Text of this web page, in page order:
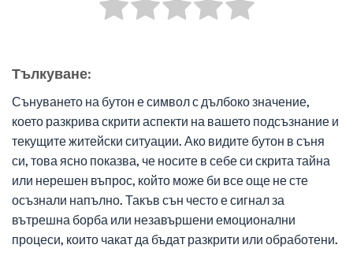
Тълкуване:
Сънуването на бутон е символ с дълбоко значение,
което разкрива скрити аспекти на вашето подсъзнание и
текущите житейски ситуации. Ако видите бутон в съня
си, това ясно показва, че носите в себе си скрита тайна
или нерешен въпрос, който може би все още не сте
осъзнали напълно. Такъв сън често е сигнал за
вътрешна борба или незавършени емоционални
процеси, които чакат да бъдат разкрити или обработени.